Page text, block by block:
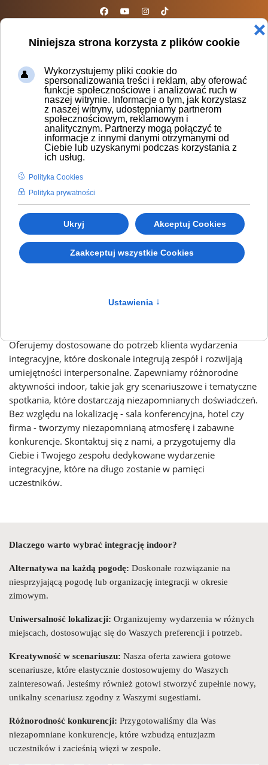
Niniejsza strona korzysta z plików cookie
Wykorzystujemy pliki cookie do
spersonalizowania treści i reklam, aby oferować
funkcje społecznościowe i analizować ruch w
naszej witrynie. Informacje o tym, jak korzystasz
z naszej witryny, udostępniamy partnerom
społecznościowym, reklamowym i
analitycznym. Partnerzy mogą połączyć te
informacje z innymi danymi otrzymanymi od
Ciebie lub uzyskanymi podczas korzystania z
ich usług.
Polityka Cookies
Polityka prywatności
Ukryj Akceptuj Cookies
Zaakceptuj wszystkie Cookies
❌
Ustawienia ↑
SPOTKANIA INTEGRACYJNE INDOOR
Oferujemy dostosowane do potrzeb klienta wydarzenia
integracyjne, które doskonale integrują zespół i rozwijają
umiejętności interpersonalne. Zapewniamy różnorodne
aktywności indoor, takie jak gry scenariuszowe i tematyczne
spotkania, które dostarczają niezapomnianych doświadczeń.
Bez względu na lokalizację - sala konferencyjna, hotel czy
firma - tworzymy niezapomnianą atmosferę i zabawne
konkurencje. Skontaktuj się z nami, a przygotujemy dla
Ciebie i Twojego zespołu dedykowane wydarzenie
integracyjne, które na długo zostanie w pamięci
uczestników.
Dlaczego warto wybrać integrację indoor?
Alternatywa na każdą pogodę: Doskonałe rozwiązanie na
niesprzyjającą pogodę lub organizację integracji w okresie
zimowym.
Uniwersalność lokalizacji: Organizujemy wydarzenia w różnych
miejscach, dostosowując się do Waszych preferencji i potrzeb.
Kreatywność w scenariuszu: Nasza oferta zawiera gotowe
scenariusze, które elastycznie dostosowujemy do Waszych
zainteresowań. Jesteśmy również gotowi stworzyć zupełnie nowy,
unikalny scenariusz zgodny z Waszymi sugestiami.
Różnorodność konkurencji: Przygotowaliśmy dla Was
niezapomniane konkurencje, które wzbudzą entuzjazm
uczestników i zacieśnią więzi w zespole.